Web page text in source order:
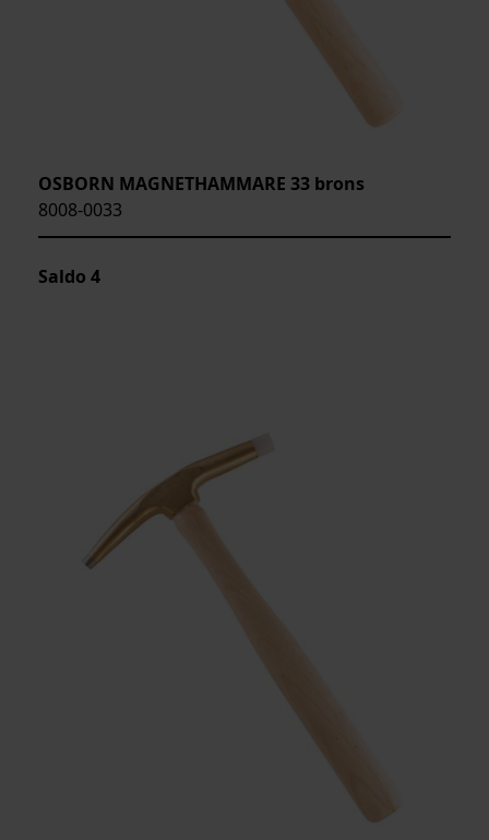
OSBORN MAGNETHAMMARE 33 brons
8008-0033
Saldo 4